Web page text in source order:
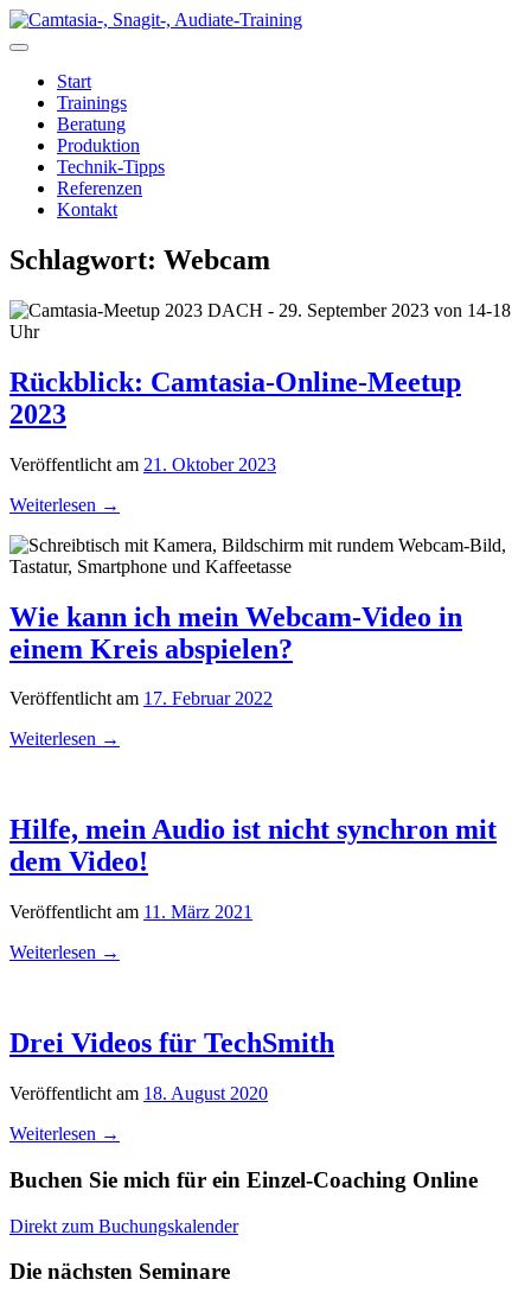
Zum
Inhalt
Start
Trainings
Beratung
Produktion
Technik-Tipps
Referenzen
Kontakt
Schlagwort: Webcam
Rückblick: Camtasia-Online-Meetup
2023
Veröffentlicht am 21. Oktober 2023
Weiterlesen →
Wie kann ich mein Webcam-Video in
einem Kreis abspielen?
Veröffentlicht am 17. Februar 2022
Weiterlesen →
Hilfe, mein Audio ist nicht synchron mit
dem Video!
Veröffentlicht am 11. März 2021
Weiterlesen →
Drei Videos für TechSmith
Veröffentlicht am 18. August 2020
Weiterlesen →
Buchen Sie mich für ein Einzel-Coaching Online
Direkt zum Buchungskalender
Die nächsten Seminare